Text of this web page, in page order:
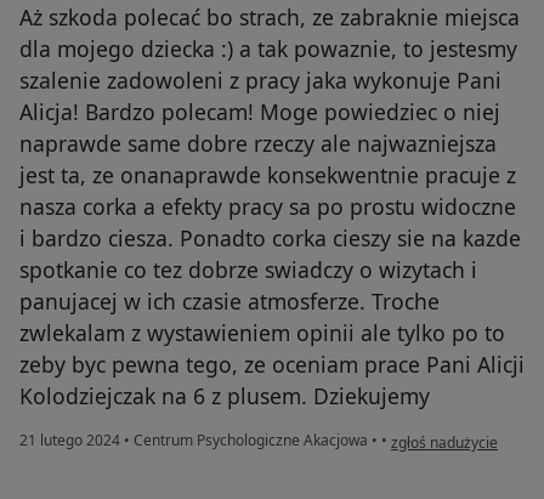
Aż szkoda polecać bo strach, ze zabraknie miejsca
dla mojego dziecka :) a tak powaznie, to jestesmy
szalenie zadowoleni z pracy jaka wykonuje Pani
Alicja! Bardzo polecam! Moge powiedziec o niej
naprawde same dobre rzeczy ale najwazniejsza
jest ta, ze onanaprawde konsekwentnie pracuje z
nasza corka a efekty pracy sa po prostu widoczne
i bardzo ciesza. Ponadto corka cieszy sie na kazde
spotkanie co tez dobrze swiadczy o wizytach i
panujacej w ich czasie atmosferze. Troche
zwlekalam z wystawieniem opinii ale tylko po to
zeby byc pewna tego, ze oceniam prace Pani Alicji
Kolodziejczak na 6 z plusem. Dziekujemy
21 lutego 2024 • Centrum Psychologiczne Akacjowa • • w opinii użytkownika
zgłoś nadużycie